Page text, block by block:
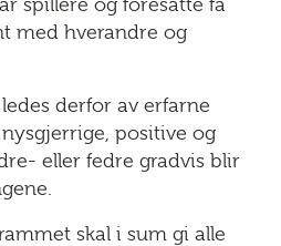
spillere og foresatte få
med hverandre og
derfor av erfarne
positive og
eller fedre gradvis blir
skal i sum gi alle